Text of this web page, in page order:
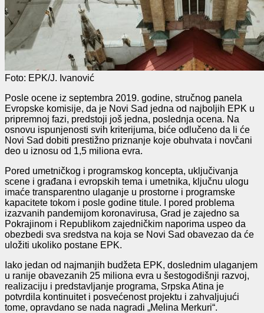
Foto: EPK/J. Ivanović
Posle ocene iz septembra 2019. godine, stručnog panela
Evropske komisije, da je Novi Sad jedna od najboljih EPK u
pripremnoj fazi, predstoji još jedna, poslednja ocena. Na
osnovu ispunjenosti svih kriterijuma, biće odlučeno da li će
Novi Sad dobiti prestižno priznanje koje obuhvata i novčani
deo u iznosu od 1,5 miliona evra.
Pored umetničkog i programskog koncepta, uključivanja
scene i građana i evropskih tema i umetnika, ključnu ulogu
imaće transparentno ulaganje u prostorne i programske
kapacitete tokom i posle godine titule. I pored problema
izazvanih pandemijom koronavirusa, Grad je zajedno sa
Pokrajinom i Republikom zajedničkim naporima uspeo da
obezbedi sva sredstva na koja se Novi Sad obavezao da će
uložiti ukoliko postane EPK.
Iako jedan od najmanjih budžeta EPK, doslednim ulaganjem
u ranije obavezanih 25 miliona evra u šestogodišnji razvoj,
realizaciju i predstavljanje programa, Srpska Atina je
potvrdila kontinuitet i posvećenost projektu i zahvaljujući
tome, opravdano se nada nagradi „Melina Merkuri“.